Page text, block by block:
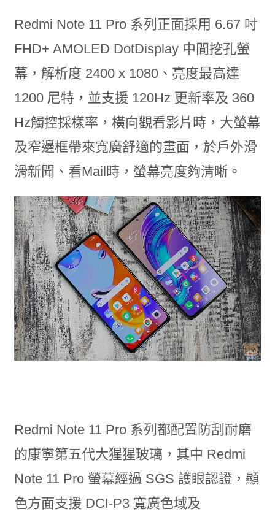
Redmi Note 11 Pro 系列正面採用 6.67 吋
FHD+ AMOLED DotDisplay 中間挖孔螢
幕，解析度 2400 x 1080、亮度最高達
1200 尼特，並支援 120Hz 更新率及 360
Hz觸控採樣率，橫向觀看影片時，大螢幕
及窄邊框帶來寬廣舒適的畫面，於戶外滑
滑新聞、看Mail時，螢幕亮度夠清晰。
Redmi Note 11 Pro 系列都配置防刮耐磨
的康寧第五代大猩猩玻璃，其中 Redmi
Note 11 Pro 螢幕經過 SGS 護眼認證，顯
色方面支援 DCI-P3 寬廣色域及